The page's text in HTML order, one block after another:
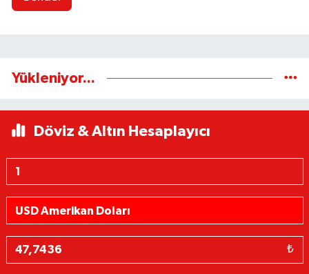
Yükleniyor...
Döviz & Altın Hesaplayıcı
₺